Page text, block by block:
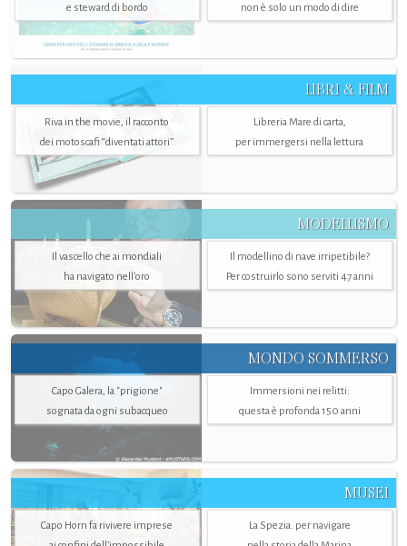
e steward di bordo
non è solo un modo di dire
LIBRI & FILM
Riva in the movie, il racconto
dei motoscafi “diventati attori”
Libreria Mare di carta,
per immergersi nella lettura
MODELLISMO
Il vascello che ai mondiali
ha navigato nell’oro
Il modellino di nave irripetibile?
Per costruirlo sono serviti 47 anni
MONDO SOMMERSO
Capo Galera, la "prigione"
sognata da ogni subacqueo
Immersioni nei relitti:
questa è profonda 150 anni
MUSEI
Capo Horn fa rivivere imprese
La Spezia. per navigare